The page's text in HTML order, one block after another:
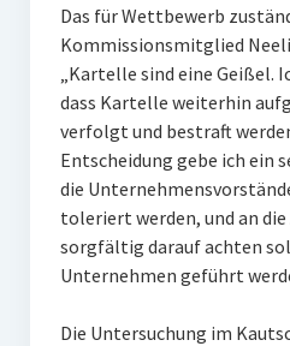
Das für Wettbewerb
Kommissionsmitglied
„Kartelle sind eine Geißel.
dass Kartelle weiterhin
verfolgt und bestraft
Entscheidung gebe ich ein
die
toleriert werden, und an
sorgfältig darauf achten
Unternehmen geführt
Die Untersuchung im